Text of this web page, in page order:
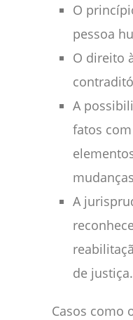
O
pessoa
O direito
A
fatos
A
de justiça.
Casos como